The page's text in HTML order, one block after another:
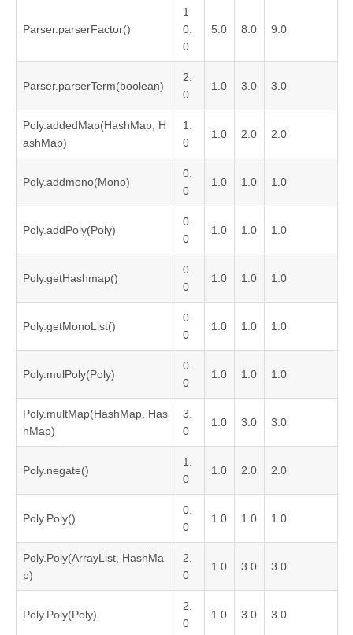
Parser.parserFactor()
1
0.
0
5.0 8.0 9.0
Parser.parserTerm(boolean)
2.
0
1.0 3.0 3.0
Poly.addedMap(HashMap, H
ashMap)
1.
0
1.0 2.0 2.0
Poly.addmono(Mono)
0.
0
1.0 1.0 1.0
Poly.addPoly(Poly)
0.
0
1.0 1.0 1.0
Poly.getHashmap()
0.
0
1.0 1.0 1.0
Poly.getMonoList()
0.
0
1.0 1.0 1.0
Poly.mulPoly(Poly)
0.
0
1.0 1.0 1.0
Poly.multMap(HashMap, Has
hMap)
3.
0
1.0 3.0 3.0
Poly.negate()
1.
0
1.0 2.0 2.0
Poly.Poly()
0.
0
1.0 1.0 1.0
Poly.Poly(ArrayList, HashMa
p)
2.
0
1.0 3.0 3.0
Poly.Poly(Poly)
2.
0
1.0 3.0 3.0